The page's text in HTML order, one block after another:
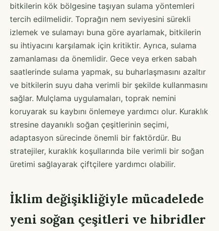
bitkilerin kök bölgesine taşıyan sulama yöntemleri
tercih edilmelidir. Toprağın nem seviyesini sürekli
izlemek ve sulamayı buna göre ayarlamak, bitkilerin
su ihtiyacını karşılamak için kritiktir. Ayrıca, sulama
zamanlaması da önemlidir. Gece veya erken sabah
saatlerinde sulama yapmak, su buharlaşmasını azaltır
ve bitkilerin suyu daha verimli bir şekilde kullanmasını
sağlar. Mulçlama uygulamaları, toprak nemini
koruyarak su kaybını önlemeye yardımcı olur. Kuraklık
stresine dayanıklı soğan çeşitlerinin seçimi,
adaptasyon sürecinde önemli bir faktördür. Bu
stratejiler, kuraklık koşullarında bile verimli bir soğan
üretimi sağlayarak çiftçilere yardımcı olabilir.
İklim değişikliğiyle mücadelede
yeni soğan çeşitleri ve hibridler